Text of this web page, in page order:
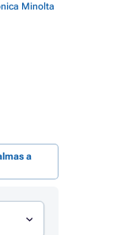
Minolta
a